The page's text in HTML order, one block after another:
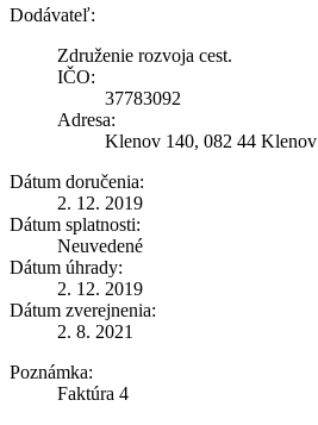
Dodávateľ:
Združenie rozvoja cest.
IČO:
37783092
Adresa:
Klenov 140, 082 44 Klenov
Dátum doručenia:
2. 12. 2019
Dátum splatnosti:
Neuvedené
Dátum úhrady:
2. 12. 2019
Dátum zverejnenia:
2. 8. 2021
Poznámka:
Faktúra 4